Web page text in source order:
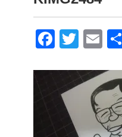
F
c
e
T
tt
er
E
ail